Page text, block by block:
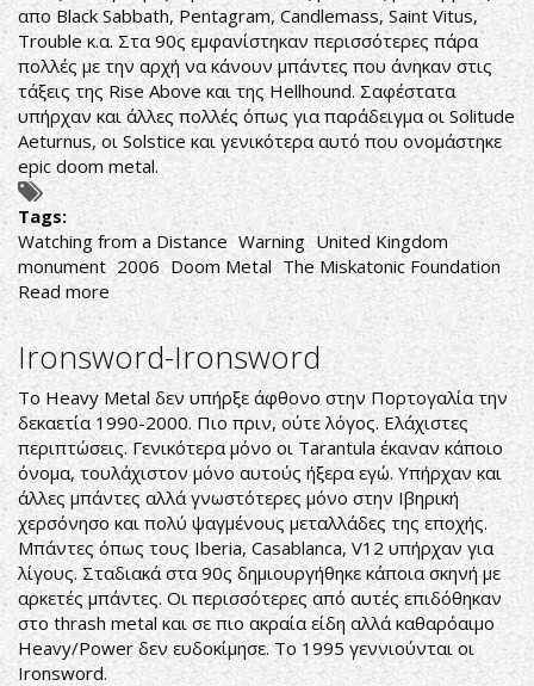
απο Black Sabbath, Pentagram, Candlemass, Saint Vitus,
Trouble κ.α. Στα 90ς εμφανίστηκαν περισσότερες πάρα
πολλές με την αρχή να κάνουν μπάντες που άνηκαν στις
τάξεις της Rise Above και της Hellhound. Σαφέστατα
υπήρχαν και άλλες πολλές όπως για παράδειγμα οι Solitude
Aeturnus, οι Solstice και γενικότερα αυτό που ονομάστηκε
epic doom metal.
Tags:
Watching from a Distance Warning United Kingdom
monument 2006 Doom Metal The Miskatonic Foundation
Read more about
Warning-
Watching
from
a
Distance
Ironsword-Ironsword
To Heavy Metal δεν υπήρξε άφθονο στην Πορτογαλία την
δεκαετία 1990-2000. Πιο πριν, ούτε λόγος. Ελάχιστες
περιπτώσεις. Γενικότερα μόνο οι Tarantula έκαναν κάποιο
όνομα, τουλάχιστον μόνο αυτούς ήξερα εγώ. Υπήρχαν και
άλλες μπάντες αλλά γνωστότερες μόνο στην Ιβηρική
χερσόνησο και πολύ ψαγμένους μεταλλάδες της εποχής.
Μπάντες όπως τους Iberia, Casablanca, V12 υπήρχαν για
λίγους. Σταδιακά στα 90ς δημιουργήθηκε κάποια σκηνή με
αρκετές μπάντες. Οι περισσότερες από αυτές επιδόθηκαν
στο thrash metal και σε πιο ακραία είδη αλλά καθαρόαιμο
Heavy/Power δεν ευδοκίμησε. Το 1995 γεννιούνται οι
Ironsword.